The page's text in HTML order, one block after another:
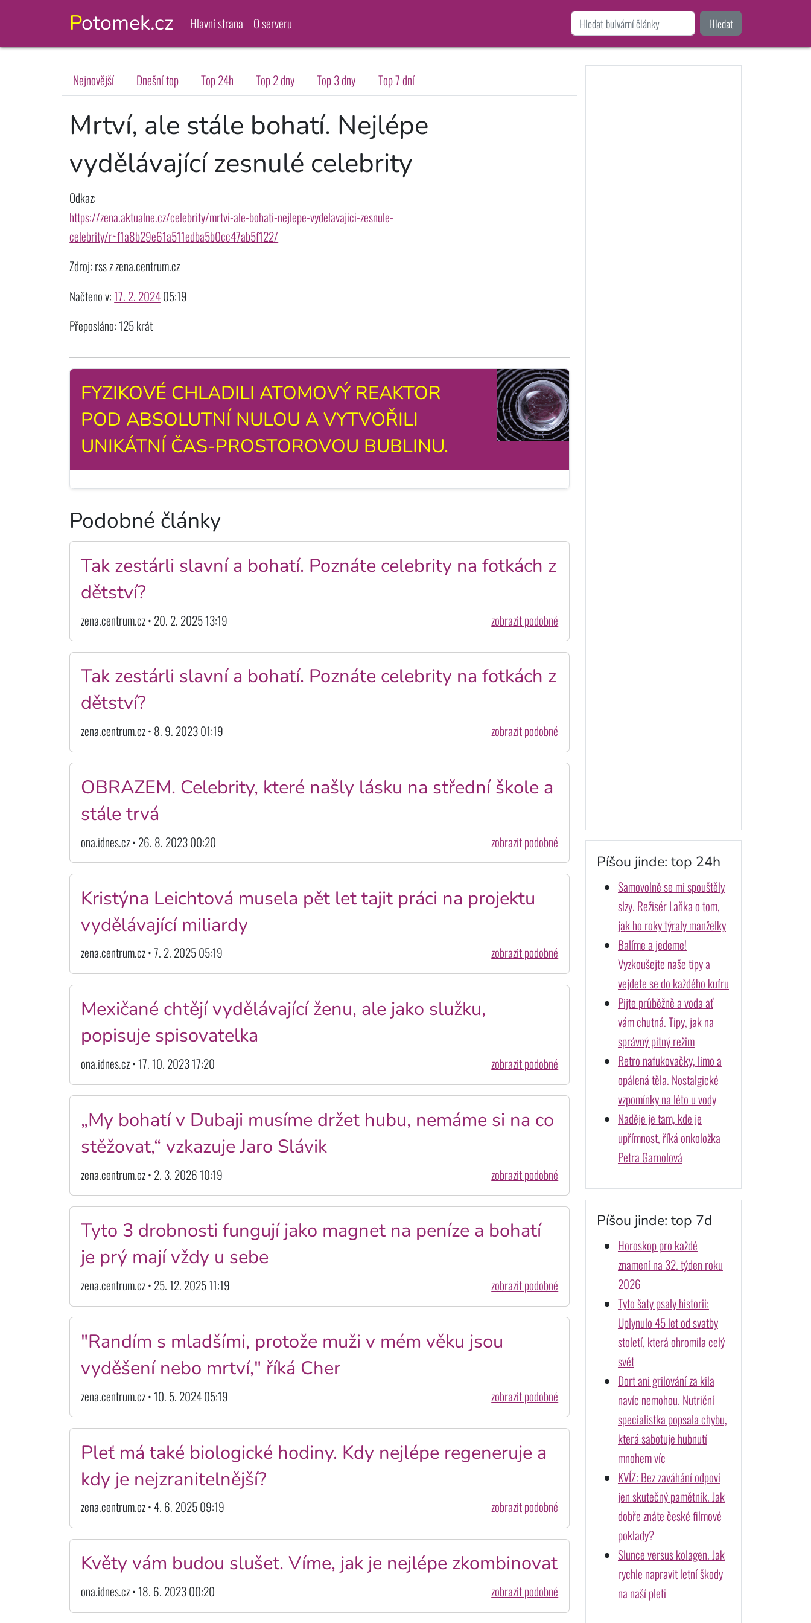
Potomek.cz Hlavní strana O serveru Hledat
Nejnovější Dnešní top Top 24h Top 2 dny Top 3 dny Top 7 dní
Mrtví, ale stále bohatí. Nejlépe
vydělávající zesnulé celebrity
Odkaz:
https://zena.aktualne.cz/celebrity/mrtvi-ale-bohati-nejlepe-vydelavajici-zesnule-
celebrity/r~f1a8b29e61a511edba5b0cc47ab5f122/
Zdroj: rss z zena.centrum.cz
Načteno v:17. 2. 202405:19
Přeposláno: 125 krát
FYZIKOVÉ CHLADILI ATOMOVÝ REAKTOR
POD ABSOLUTNÍ NULOU A VYTVOŘILI
UNIKÁTNÍ ČAS-PROSTOROVOU BUBLINU.
Podobné články
Tak zestárli slavní a bohatí. Poznáte celebrity na fotkách z
dětství?
zena.centrum.cz • 20. 2. 2025 13:19 zobrazit podobné
Tak zestárli slavní a bohatí. Poznáte celebrity na fotkách z
dětství?
zena.centrum.cz • 8. 9. 2023 01:19 zobrazit podobné
OBRAZEM. Celebrity, které našly lásku na střední škole a
stále trvá
ona.idnes.cz • 26. 8. 2023 00:20 zobrazit podobné
Kristýna Leichtová musela pět let tajit práci na projektu
vydělávající miliardy
zena.centrum.cz • 7. 2. 2025 05:19 zobrazit podobné
Mexičané chtějí vydělávající ženu, ale jako služku,
popisuje spisovatelka
ona.idnes.cz • 17. 10. 2023 17:20 zobrazit podobné
„My bohatí v Dubaji musíme držet hubu, nemáme si na co
stěžovat,“ vzkazuje Jaro Slávik
zena.centrum.cz • 2. 3. 2026 10:19 zobrazit podobné
Tyto 3 drobnosti fungují jako magnet na peníze a bohatí
je prý mají vždy u sebe
zena.centrum.cz • 25. 12. 2025 11:19 zobrazit podobné
"Randím s mladšími, protože muži v mém věku jsou
vyděšení nebo mrtví," říká Cher
zena.centrum.cz • 10. 5. 2024 05:19 zobrazit podobné
Pleť má také biologické hodiny. Kdy nejlépe regeneruje a
kdy je nejzranitelnější?
zena.centrum.cz • 4. 6. 2025 09:19 zobrazit podobné
Květy vám budou slušet. Víme, jak je nejlépe zkombinovat
ona.idnes.cz • 18. 6. 2023 00:20 zobrazit podobné
Píšou jinde: top 24h
Samovolně se mi spouštěly
slzy. Režisér Laňka o tom,
jak ho roky týraly manželky
Balíme a jedeme!
Vyzkoušejte naše tipy a
vejdete se do každého kufru
Pijte průběžně a voda ať
vám chutná. Tipy, jak na
správný pitný režim
Retro nafukovačky, limo a
opálená těla. Nostalgické
vzpomínky na léto u vody
Naděje je tam, kde je
upřímnost, říká onkoložka
Petra Garnolová
Píšou jinde: top 7d
Horoskop pro každé
znamení na 32. týden roku
2026
Tyto šaty psaly historii:
Uplynulo 45 let od svatby
století, která ohromila celý
svět
Dort ani grilování za kila
navíc nemohou. Nutriční
specialistka popsala chybu,
která sabotuje hubnutí
mnohem víc
KVÍZ: Bez zaváhání odpoví
jen skutečný pamětník. Jak
dobře znáte české filmové
poklady?
Slunce versus kolagen. Jak
rychle napravit letní škody
na naší pleti